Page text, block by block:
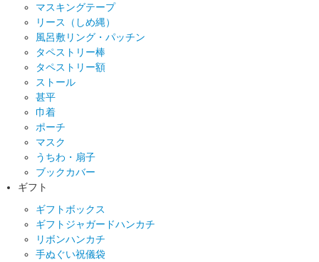
マスキングテープ
リース（しめ縄）
風呂敷リング・パッチン
タペストリー棒
タペストリー額
ストール
甚平
巾着
ポーチ
マスク
うちわ・扇子
ブックカバー
ギフト
ギフトボックス
ギフトジャガードハンカチ
リボンハンカチ
手ぬぐい祝儀袋